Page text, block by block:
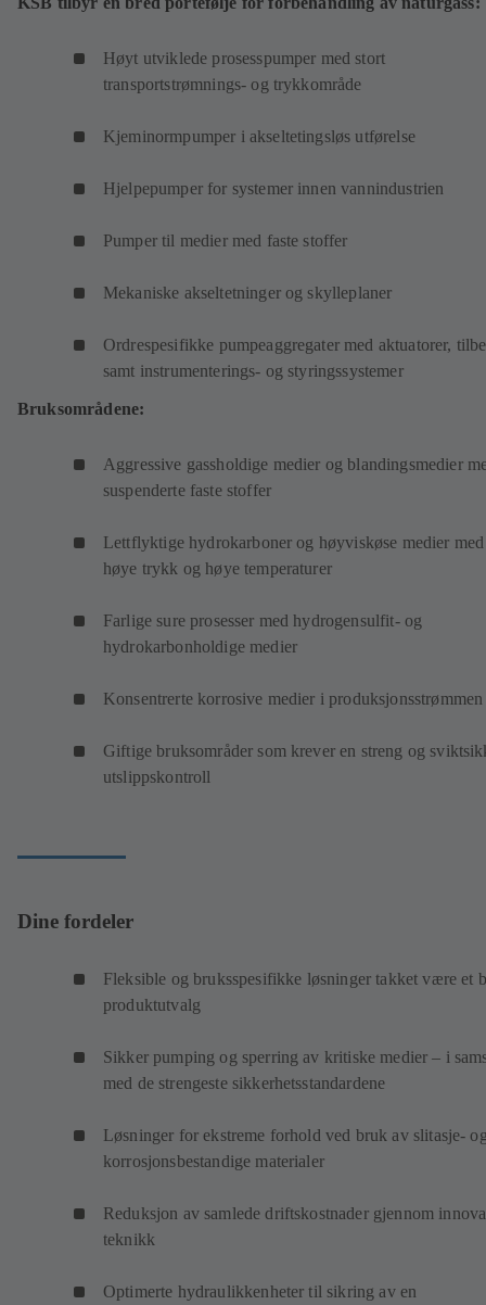
Høyt utviklede prosesspumper med stort
transportstrømnings- og trykkområde
Kjeminormpumper i akseltetingsløs utførelse
Hjelpepumper for systemer innen vannindustrien
Pumper til medier med faste stoffer
Mekaniske akseltetninger og skylleplaner
Ordrespesifikke pumpeaggregater med aktuatorer,
samt instrumenterings- og styringssystemer
Bruksområdene:
Aggressive gassholdige medier og blandingsmedier
suspenderte faste stoffer
Lettflyktige hydrokarboner og høyviskøse medier med
høye trykk og høye temperaturer
Farlige sure prosesser med hydrogensulfit- og
hydrokarbonholdige medier
Konsentrerte korrosive medier i produksjonsstrømmen
Giftige bruksområder som krever en streng og
utslippskontroll
Dine fordeler
Fleksible og bruksspesifikke løsninger takket være et
produktutvalg
Sikker pumping og sperring av kritiske medier – i
med de strengeste sikkerhetsstandardene
Løsninger for ekstreme forhold ved bruk av slitasje-
korrosjonsbestandige materialer
Reduksjon av samlede driftskostnader gjennom
teknikk
Optimerte hydraulikkenheter til sikring av en